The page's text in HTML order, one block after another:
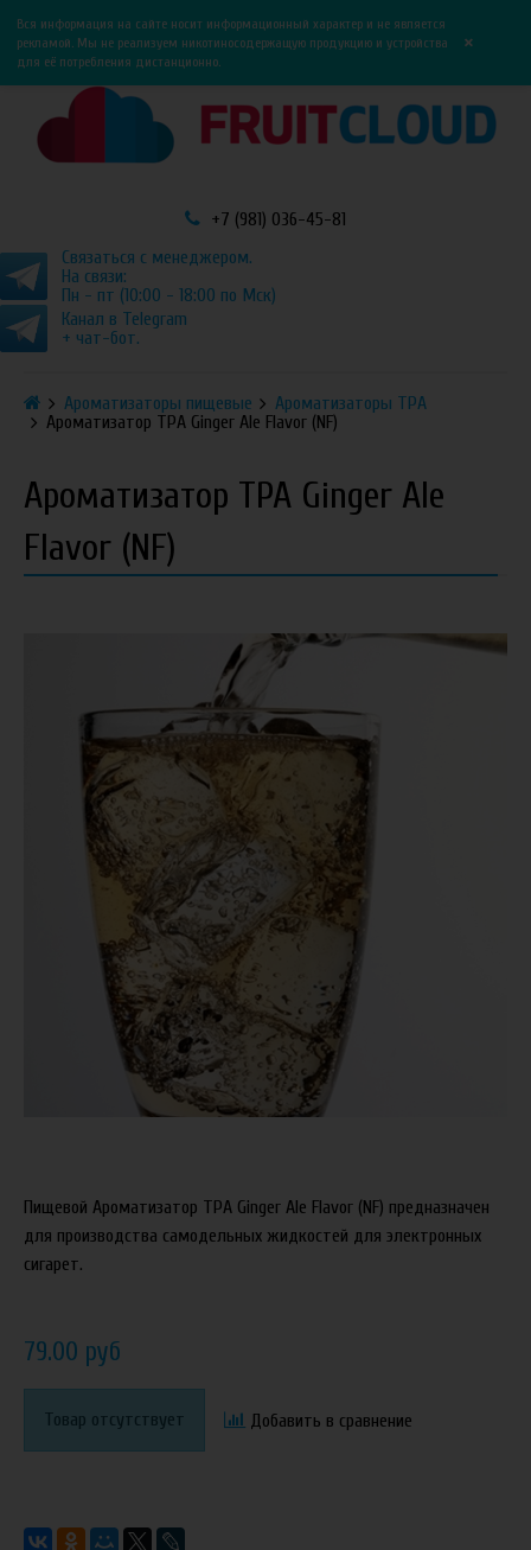
0
Вся информация на сайте носит информационный характер и не является
рекламой. Мы не реализуем никотиносодержащую продукцию и устройства
для её потребления дистанционно.
×
+7 (981) 036-45-81
Связаться с менеджером.
На связи:
Пн - пт (10:00 - 18:00 по Мск)
Канал в Telegram
+ чат-бот.
Ароматизаторы пищевые
Ароматизаторы TPA
Ароматизатор TPA Ginger Ale Flavor (NF)
Ароматизатор TPA Ginger Ale
Flavor (NF)
Пищевой Ароматизатор TPA Ginger Ale Flavor (NF) предназначен
для производства самодельных жидкостей для электронных
сигарет.
79.00 руб
Товар отсутствует Добавить в сравнение